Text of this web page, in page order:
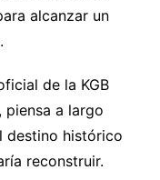
alcanzar un
de la KGB
a largo
destino histórico
reconstruir.